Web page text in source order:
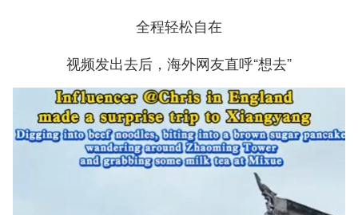
全程轻松自在
视频发出去后，海外网友直呼“想去”